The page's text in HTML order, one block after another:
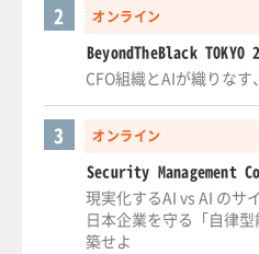
オンライン
2
BeyondTheBlack TOKYO
CFO組織とAIが織りな
オンライン
3
Security Management
現実化するAI vs AI のサ
日本企業を守る「自律
築せよ